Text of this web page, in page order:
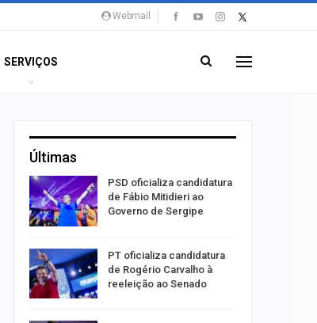
Webmail
SERVIÇOS
Últimas
PSD oficializa candidatura
de Fábio Mitidieri ao
Governo de Sergipe
PT oficializa candidatura
de Rogério Carvalho à
reeleição ao Senado